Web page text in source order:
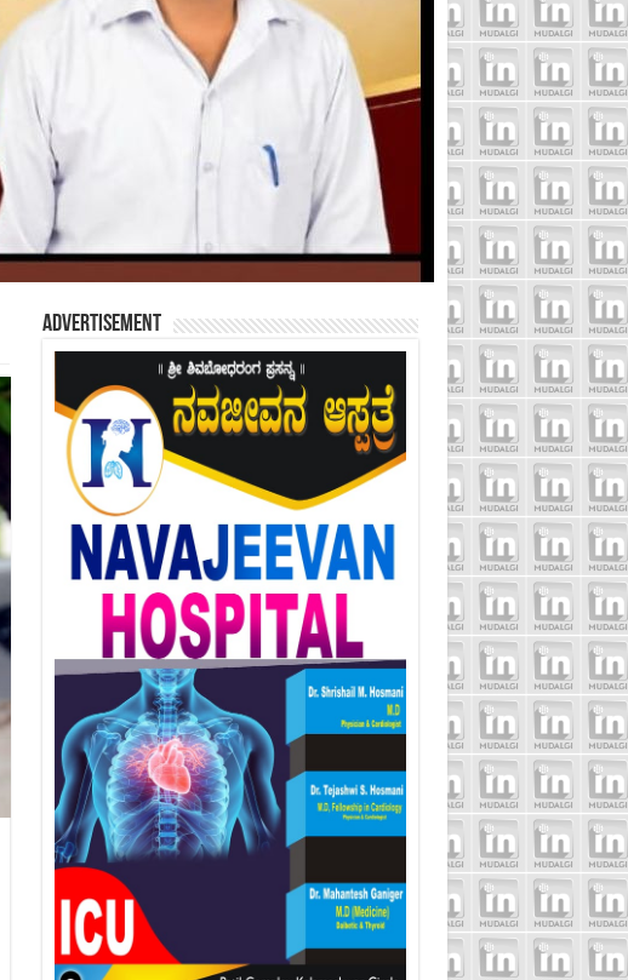
Advertisement